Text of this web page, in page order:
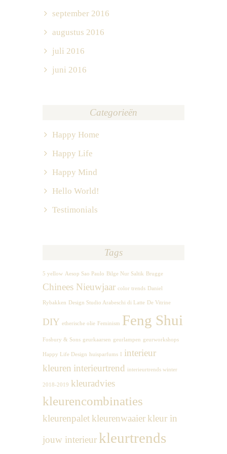
september 2016
augustus 2016
juli 2016
juni 2016
Categorieën
Happy Home
Happy Life
Happy Mind
Hello World!
Testimonials
Tags
5 yellow Aesop Sao Paulo Bilge Nur Saltik Brugge
Chinees Nieuwjaar color trends Daniel
Rybakken Design Studio Arabeschi di Latte De Vitrine
DIY etherische olie Feminism Feng Shui
Fosbury & Sons geurkaarsen geurlampen geurworkshops
Happy Life Design huisparfums
interieur
kleuren interieurtrend interieurtrends winter
2018-2019 kleuradvies
kleurencombinaties
kleurenpaletkleurenwaaierkleur in
jouw interieurkleurtrends